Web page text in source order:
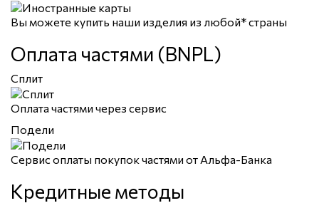
Вы можете купить наши изделия из любой* страны
Оплата частями (BNPL)
Сплит
Оплата частями через сервис
Подели
Сервис оплаты покупок частями от Альфа-Банка
Кредитные методы